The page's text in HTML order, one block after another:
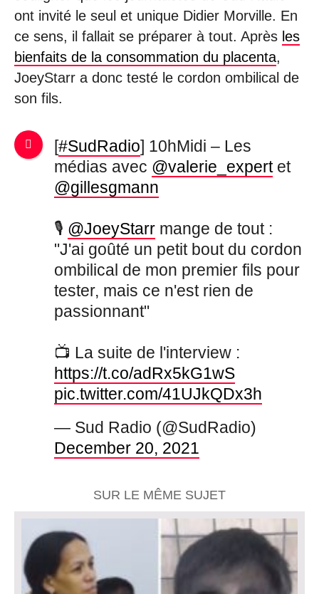
ont invité le seul et unique Didier Morville. En
ce sens, il fallait se préparer à tout. Après les
bienfaits de la consommation du placenta,
JoeyStarr a donc testé le cordon ombilical de
son fils.
[#SudRadio] 10hMidi – Les
médias avec @valerie_expertet
@gillesgmann
🎙️ @JoeyStarr mange de tout :
"J'ai goûté un petit bout du cordon
ombilical de mon premier fils pour
tester, mais ce n'est rien de
passionnant"
📺 La suite de l'interview :
https://t.co/adRx5kG1wS
pic.twitter.com/41UJkQDx3h
— Sud Radio (@SudRadio)
December 20, 2021
SUR LE MÊME SUJET